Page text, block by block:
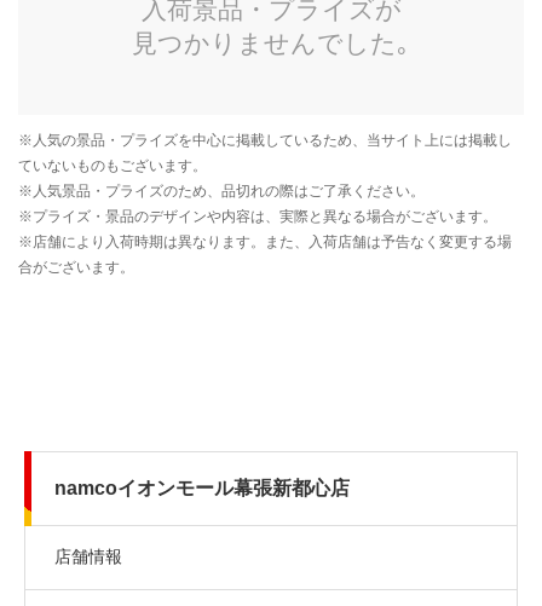
namcoイオンモール幕張新都心店
店舗情報